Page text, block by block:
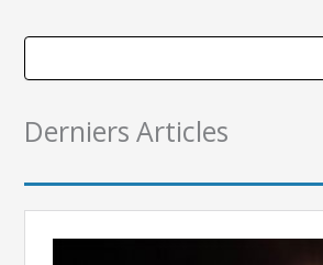
Derniers Articles